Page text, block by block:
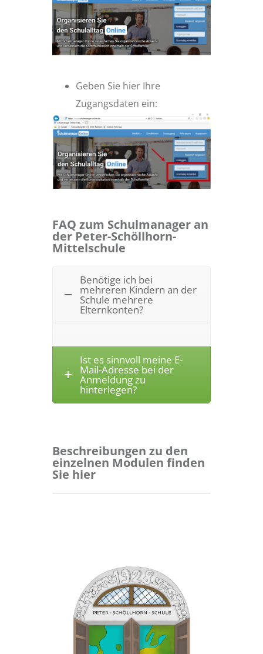
Geben Sie hier Ihre
Zugangsdaten ein:
FAQ zum Schulmanager an
der Peter-Schöllhorn-
Mittelschule
Benötige ich bei
mehreren Kindern an der
Schule mehrere
Elternkonten?
Ist es sinnvoll meine E-
Mail-Adresse bei der
Anmeldung zu
hinterlegen?
Beschreibungen zu den
einzelnen Modulen finden
Sie hier